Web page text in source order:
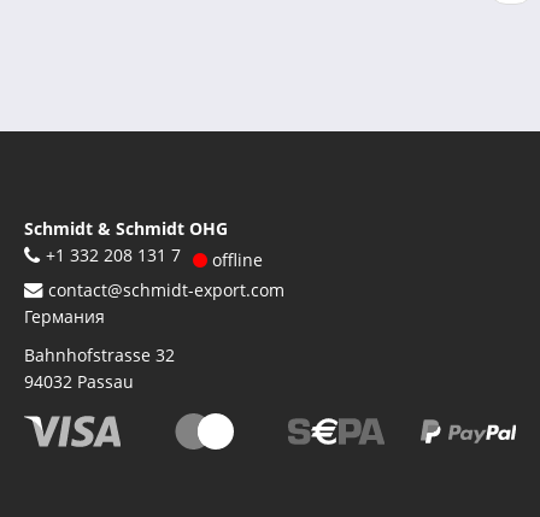
Schmidt & Schmidt OHG
+1 332 208 131 7
offline
contact@schmidt-export.com
Германия
Bahnhofstrasse 32
94032 Passau